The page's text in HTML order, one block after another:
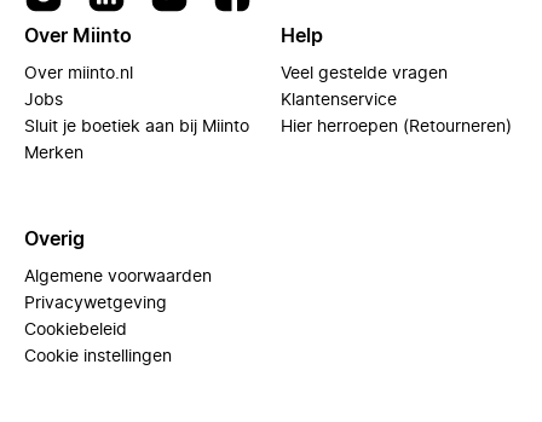
Over Miinto
Over miinto.nl
Jobs
Sluit je boetiek aan bij Miinto
Merken
Help
Veel gestelde vragen
Klantenservice
Hier herroepen (Retourneren)
Overig
Algemene voorwaarden
Privacywetgeving
Cookiebeleid
Cookie instellingen